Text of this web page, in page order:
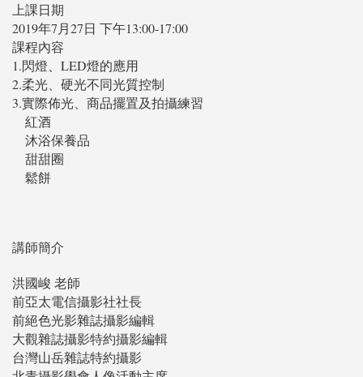
上課日期
2019年7月27日 下午13:00-17:00
課程內容
1.閃燈、LED燈的應用
2.柔光、硬光不同光質控制
3.實際佈光、商品擺置及拍攝練習
紅酒
沐浴保養品
甜甜圈
鬆餅
講師簡介
洪國峻 老師
前亞太電信攝影社社長
前絕色光影雜誌攝影編輯
大觀雜誌攝影特約攝影編輯
台灣山岳雜誌特約攝影